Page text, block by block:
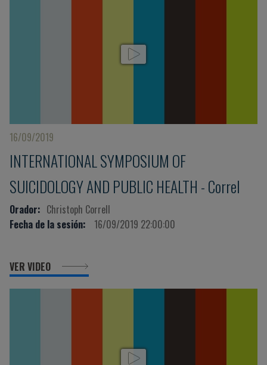
16/09/2019
INTERNATIONAL SYMPOSIUM OF
SUICIDOLOGY AND PUBLIC HEALTH - Correl
Orador: Christoph Correll
Fecha de la sesión:
16/09/2019 22:00:00
VER VIDEO